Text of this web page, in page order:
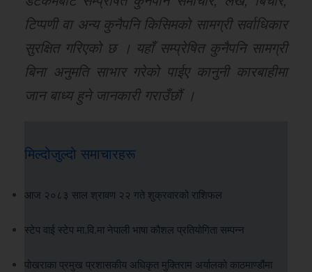
टिप्पणी वा अन्य कुनैपनि किसिमको सामग्री सर्वाधिकार
सुरक्षित गरिएको छ । यहाँ सम्प्रेषित कुनैपनि सामग्री
बिना अनुमति साभार गरेको पाईए कानुनी कारबाहीमा
जान बाध्य हुने जानकारी गराउँछौं ।
मिल्दोजुल्दो समाचारहरू
आज २०८३ साल श्रावण २२ गते शुक्रवारको राशिफल
स्टेप वाई स्टेप मा.वि.मा नेपाली भाषा कौशल प्रतियोगिता सम्पन्न
पोखराका प्रमुख प्रशासकीय अधिकृत मुक्तिराम अर्यालको काठमाण्डौंमा